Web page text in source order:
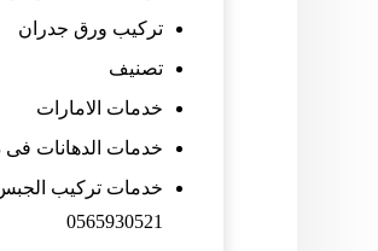
تركيب ورق جدران
تصنيف
خدمات الامارات
خدمات الدهانات فى دبى
خدمات تركيب
0565930521